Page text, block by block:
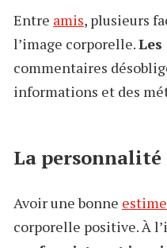
Entre amis, plusieurs
l’image corporelle.
commentaires
informations et des
La personnalité
Avoir une bonne
corporelle positive. À